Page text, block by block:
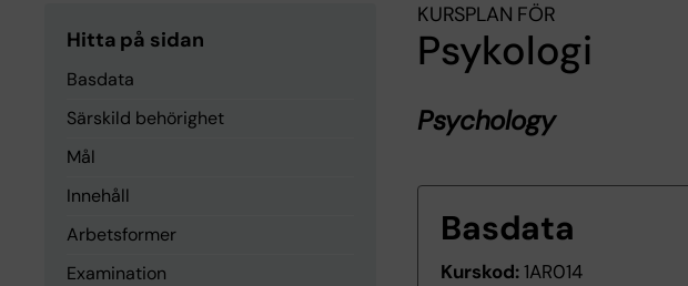
Hitta på sidan
Basdata
Särskild behörighet
Mål
Innehåll
Arbetsformer
Examination
KURSPLAN FÖR
Psykologi
Psychology
Basdata
Kurskod:1AR014